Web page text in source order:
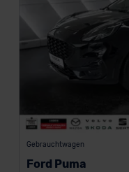
Gebrauchtwagen
Ford Puma